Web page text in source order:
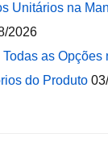
Unitários na
2026
as
do Produto